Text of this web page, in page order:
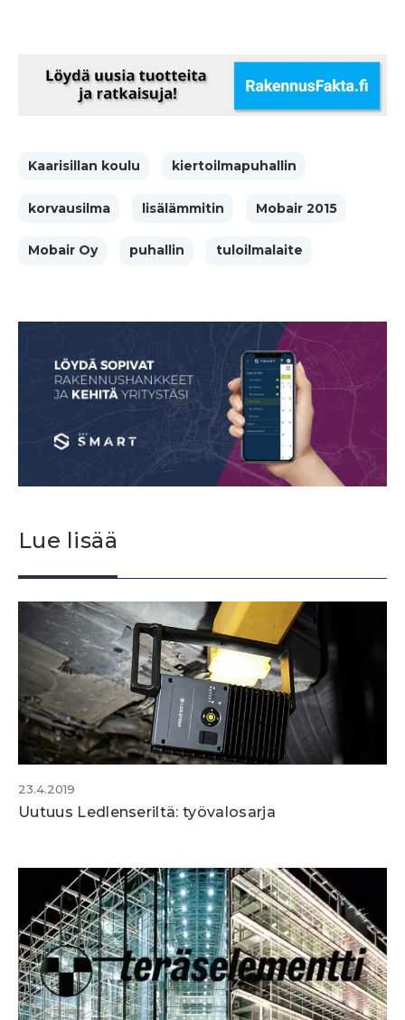
Kaarisillan koulu kiertoilmapuhallin
korvausilma lisälämmitin Mobair 2015
Mobair Oy puhallin tuloilmalaite
Lue lisää
23.4.2019
Uutuus Ledlenseriltä: työvalosarja